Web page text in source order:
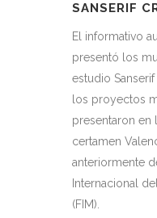
SANSERIF
El informativo
presentó los
estudio
los proyectos
presentaron en
certamen
anteriormente
Internacional
(FIM).